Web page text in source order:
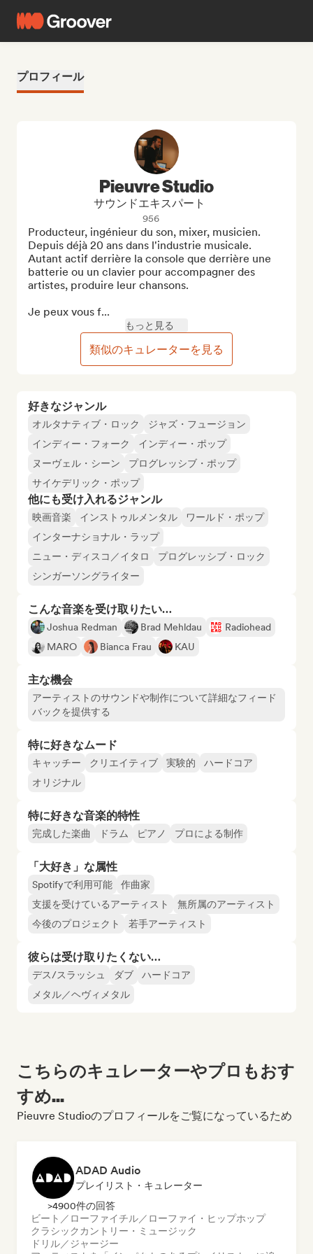
プロフィール
好きなジャンル
オルタナティブ・ロック
ジャズ・フュージョン
インディー・フォーク
インディー・ポップ
ヌーヴェル・シーン
プログレッシブ・ポップ
サイケデリック・ポップ
他にも受け入れるジャンル
映画音楽 インストゥルメンタル
ワールド・ポップ
インターナショナル・ラップ
ニュー・ディスコ／イタロ
プログレッシブ・ロック
シンガーソングライター
こんな音楽を受け取りたい…
Joshua Redman Brad Mehldau
Radiohead
MARO
Bianca Frau KAU
主な機会
アーティストのサウンドや制作について詳細なフィード
バックを提供する
特に好きなムード
キャッチー クリエイティブ 実験的
ハードコア
オリジナル
特に好きな音楽的特性
完成した楽曲 ドラム ピアノ プロによる制作
「大好き」な属性
Spotifyで利用可能
作曲家
支援を受けているアーティスト
無所属のアーティスト
今後のプロジェクト
若手アーティスト
彼らは受け取りたくない…
デス/スラッシュ ダブ
ハードコア
メタル／ヘヴィメタル
Pieuvre Studio
サウンドエキスパート
956
Producteur, ingénieur du son, mixer, musicien.
Depuis déjà 20 ans dans l'industrie musicale.
Autant actif derrière la console que derrière une
batterie ou un clavier pour accompagner des
artistes, produire leur chansons.
Je peux vous f...
もっと見る
類似のキュレーターを見る
こちらのキュレーターやプロもおす
すめ...
Pieuvre Studioのプロフィールをご覧になっているため
ADAD Audio
プレイリスト・キュレーター
>4900件の回答
ビート／ローファイチル／ローファイ・ヒップホップ
クラシック カントリー・ミュージック
ドリル／ジャージー